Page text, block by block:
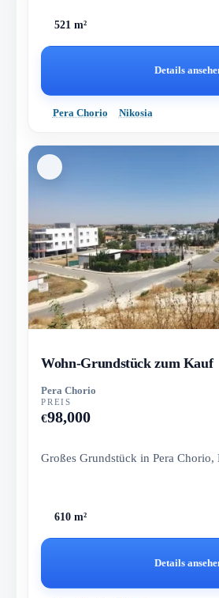
521 m²
Details
Pera Chorio Nikosia
Wohn-Grundstück zum Kauf
Pera Chorio
PREIS
€98,000
Großes Grundstück in Pera Chorio,
610 m²
Details